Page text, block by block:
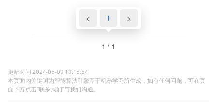
< 1 >
1 / 1
更新时间 2024-05-03 13:15:54
本页面内关键词为智能算法引擎基于机器学习所生成，如有任何问题，可在页
面下方点击"联系我们"与我们沟通。